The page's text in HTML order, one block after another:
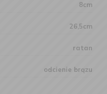
8cm
26,5cm
ratan
odcienie brązu